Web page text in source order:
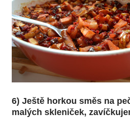
6) Ještě horkou směs na
malých skleniček,